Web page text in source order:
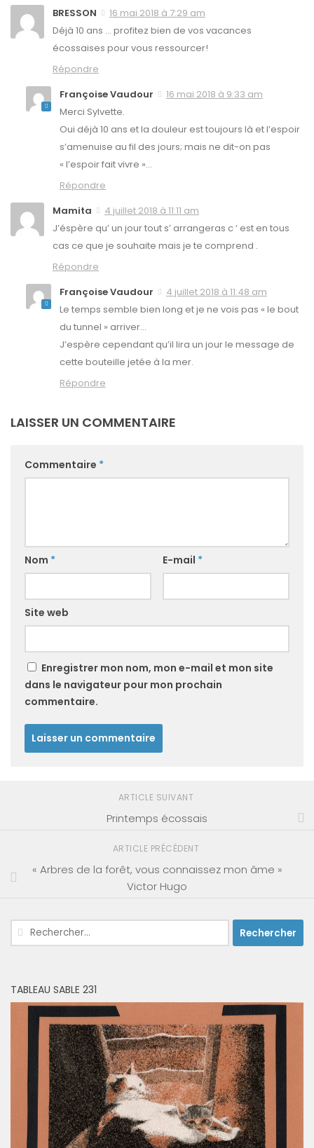
BRESSON
16 mai 2018 à 7:29 am
Déjà 10 ans … profitez bien de vos vacances
écossaises pour vous ressourcer!
Répondre
Françoise Vaudour
16 mai 2018 à 9:33 am
Merci Sylvette.
Oui déjà 10 ans et la douleur est toujours là et l’espoir
s’amenuise au fil des jours; mais ne dit-on pas
« l’espoir fait vivre »…
Répondre
Mamita
4 juillet 2018 à 11:11 am
J’éspère qu’ un jour tout s’ arrangeras c ‘ est en tous
cas ce que je souhaite mais je te comprend .
Répondre
Françoise Vaudour
4 juillet 2018 à 11:48 am
Le temps semble bien long et je ne vois pas « le bout
du tunnel » arriver…
J’espère cependant qu’il lira un jour le message de
cette bouteille jetée à la mer.
Répondre
LAISSER UN COMMENTAIRE
Commentaire *
Nom * E-mail *
Site web
Enregistrer mon nom, mon e-mail et mon site
dans le navigateur pour mon prochain
commentaire.
ARTICLE SUIVANT
Printemps écossais
ARTICLE PRÉCÉDENT
« Arbres de la forêt, vous connaissez mon âme »
Victor Hugo
Rechercher :
TABLEAU SABLE 231